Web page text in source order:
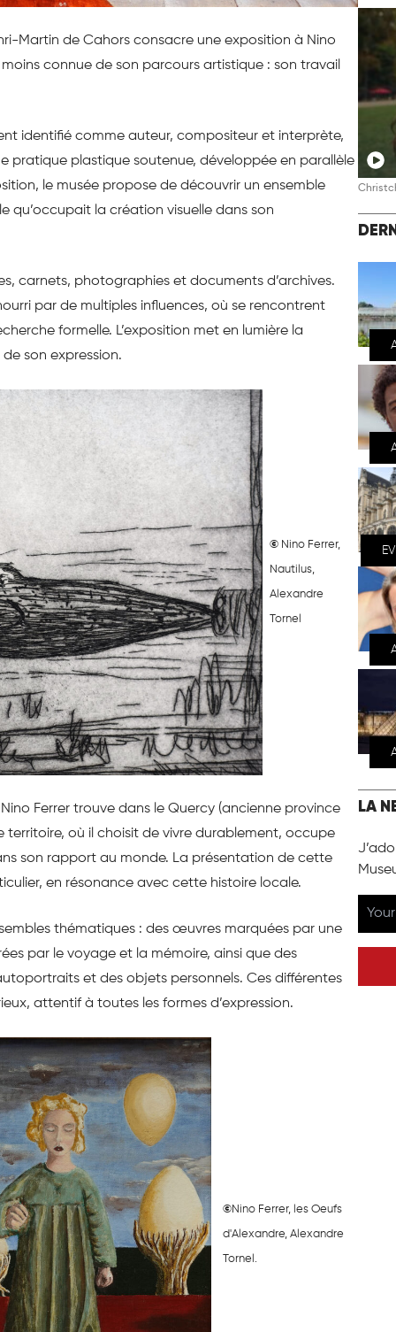
Martin de Cahors consacre une exposition à Nino
moins connue de son parcours artistique : son travail
identifié comme auteur, compositeur et interprète,
pratique plastique soutenue, développée en parallèle
le musée propose de découvrir un ensemble
qu’occupait la création visuelle dans son
carnets, photographies et documents d’archives.
par de multiples influences, où se rencontrent
formelle. L’exposition met en lumière la
son expression.
© Nino Ferrer,
Nautilus,
Alexandre
Tornel
Ferrer trouve dans le Quercy (ancienne province
où il choisit de vivre durablement, occupe
son rapport au monde. La présentation de cette
en résonance avec cette histoire locale.
thématiques : des œuvres marquées par une
par le voyage et la mémoire, ainsi que des
et des objets personnels. Ces différentes
attentif à toutes les formes d’expression.
©Nino Ferrer, les Oeufs
d'Alexandre, Alexandre
Tornel.
LA